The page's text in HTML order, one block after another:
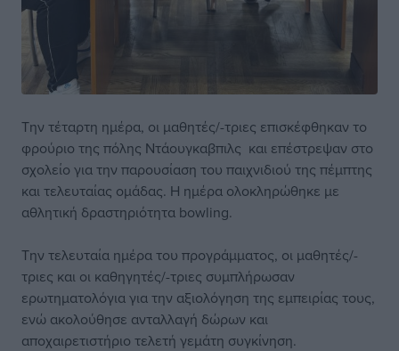
Την τέταρτη ημέρα, οι μαθητές/-τριες επισκέφθηκαν το
φρούριο της πόλης Ντάουγκαβπιλς και επέστρεψαν στο
σχολείο για την παρουσίαση του παιχνιδιού της πέμπτης
και τελευταίας ομάδας. Η ημέρα ολοκληρώθηκε με
αθλητική δραστηριότητα bowling.
Την τελευταία ημέρα του προγράμματος, οι μαθητές/-
τριες και οι καθηγητές/-τριες συμπλήρωσαν
ερωτηματολόγια για την αξιολόγηση της εμπειρίας τους,
ενώ ακολούθησε ανταλλαγή δώρων και
αποχαιρετιστήριο τελετή γεμάτη συγκίνηση.